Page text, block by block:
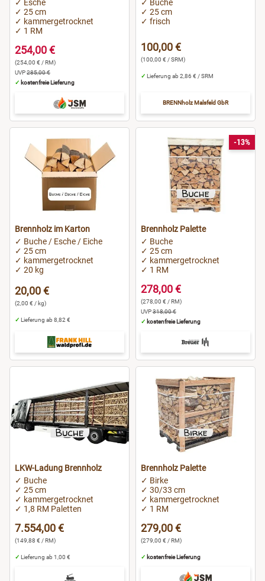
✓ Esche
✓ 25 cm
✓ kammergetrocknet
✓ 1 RM
254,00 €
(254,00 € / RM)
UVP285,00 €
✓ kostenfreie Lieferung
✓ Buche
✓ 25 cm
✓ frisch
100,00 €
(100,00 € / SRM)
✓ Lieferung ab 2,86 € / SRM
BRENNholz Malsfeld GbR
Brennholz im Karton
✓ Buche / Esche / Eiche
✓ 25 cm
✓ kammergetrocknet
✓ 20 kg
20,00 €
(2,00 € / kg)
✓ Lieferung ab 8,82 €
-13%
Brennholz Palette
✓ Buche
✓ 25 cm
✓ kammergetrocknet
✓ 1 RM
278,00 €
(278,00 € / RM)
UVP318,00 €
✓ kostenfreie Lieferung
LKW-Ladung Brennholz
✓ Buche
✓ 25 cm
✓ kammergetrocknet
✓ 1,8 RM Paletten
7.554,00 €
(149,88 € / RM)
✓ Lieferung ab 1,00 €
Brennholz Palette
✓ Birke
✓ 30/33 cm
✓ kammergetrocknet
✓ 1 RM
279,00 €
(279,00 € / RM)
✓ kostenfreie Lieferung